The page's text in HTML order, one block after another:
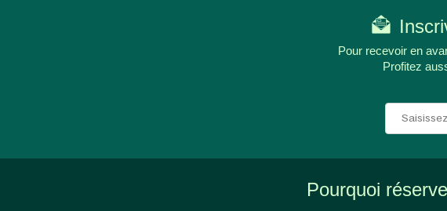
Pour recevoir en
Profitez
Pourquoi